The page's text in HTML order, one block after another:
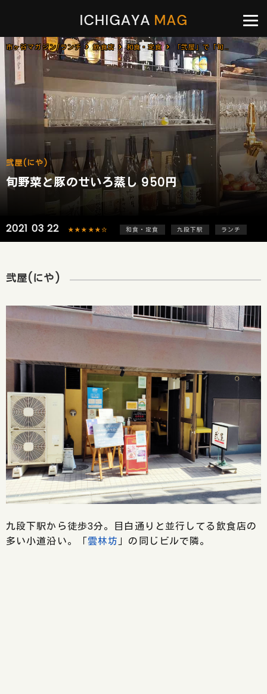
市ヶ谷マガジン/ランチ 飲食店 和食・定食 「弐屋」で「旬野菜と豚のせいろ蒸し(950円)」のランチ[九段下]
弐屋(にや)
旬野菜と豚のせいろ蒸し 950円
2021 03 22 ★★★★★☆ 和食・定食 九段下駅 ランチ
弐屋(にや)
九段下駅から徒歩3分。目白通りと並行してる飲食店の
多い小道沿い。「雲林坊」の同じビルで隣。